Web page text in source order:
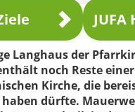
JUFA
Langhaus der
noch Reste einer
Kirche, die
haben dürfte.